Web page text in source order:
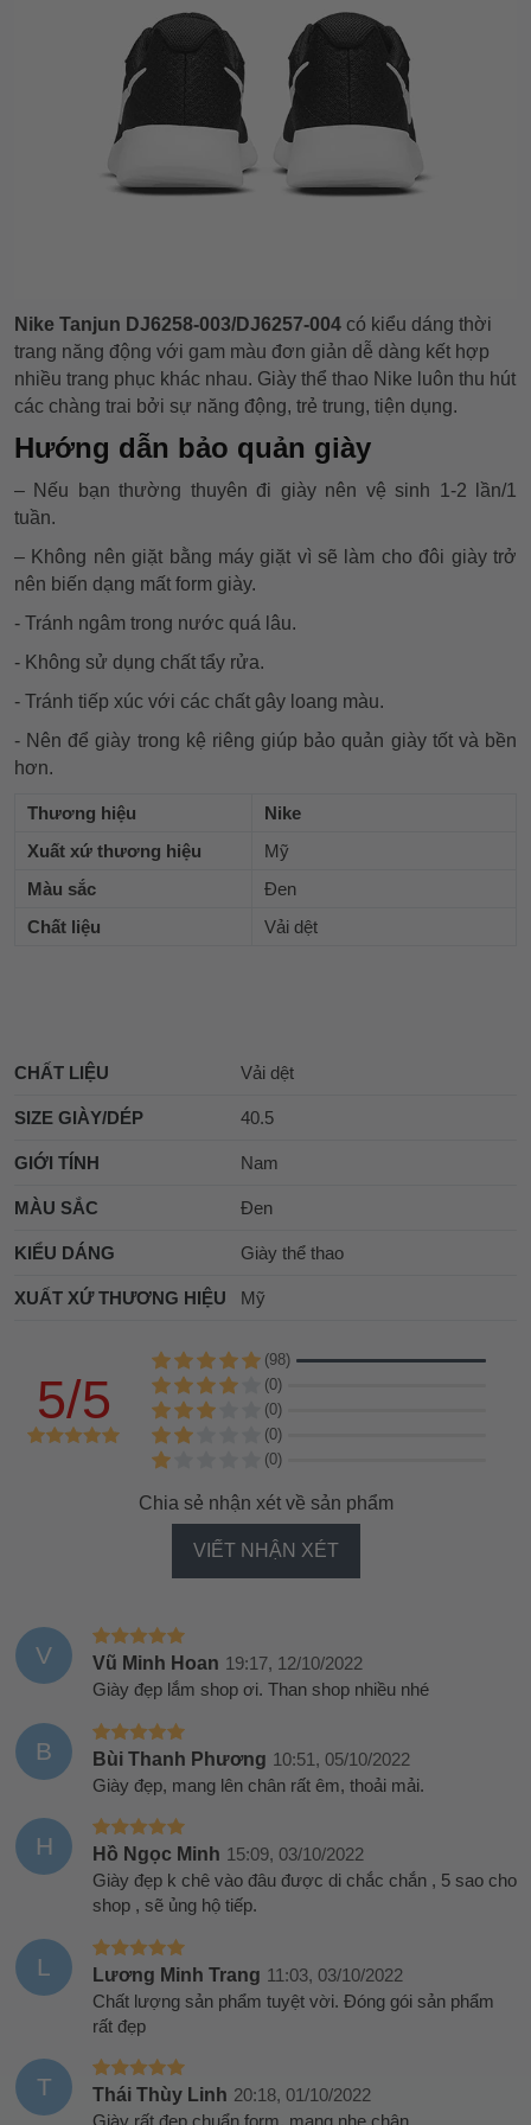
Nike Tanjun DJ6258-003/DJ6257-004 có kiểu dáng thời
trang năng động với gam màu đơn giản dễ dàng kết hợp
nhiều trang phục khác nhau. Giày thể thao Nike luôn thu hút
các chàng trai bởi sự năng động, trẻ trung, tiện dụng.
Hướng dẫn bảo quản giày
– Nếu bạn thường thuyên đi giày nên vệ sinh 1-2 lần/1
tuần.
– Không nên giặt bằng máy giặt vì sẽ làm cho đôi giày trở
nên biến dạng mất form giày.
- Tránh ngâm trong nước quá lâu.
- Không sử dụng chất tẩy rửa.
- Tránh tiếp xúc với các chất gây loang màu.
- Nên để giày trong kệ riêng giúp bảo quản giày tốt và bền
hơn.
Thương hiệu
Nike
Xuất xứ thương hiệu
Mỹ
Màu sắc
Đen
Chất liệu
Vải dệt
CHẤT LIỆU Vải dệt
SIZE GIÀY/DÉP 40.5
GIỚI TÍNH Nam
MÀU SẮC Đen
KIỂU DÁNG Giày thể thao
XUẤT XỨ THƯƠNG HIỆU Mỹ
5/5
(98)
(0)
(0)
(0)
(0)
Chia sẻ nhận xét về sản phẩm
VIẾT NHẬN XÉT
V Vũ Minh Hoan 19:17, 12/10/2022
Giày đẹp lắm shop ơi. Than shop nhiều nhé
B Bùi Thanh Phương 10:51, 05/10/2022
Giày đẹp, mang lên chân rất êm, thoải mải.
H Hồ Ngọc Minh 15:09, 03/10/2022
Giày đẹp k chê vào đâu được di chắc chắn , 5 sao cho
shop , sẽ ủng hộ tiếp.
L Lương Minh Trang 11:03, 03/10/2022
Chất lượng sản phẩm tuyệt vời. Đóng gói sản phẩm
rất đẹp
T Thái Thùy Linh 20:18, 01/10/2022